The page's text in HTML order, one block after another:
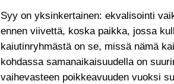
Syy on yksinkertainen: ekvalisointi
ennen viivettä, koska paikka, jossa
kaiutinryhmästä on se, missä nämä
kohdassa samanaikaisuudella on
vaihevasteen poikkeavuuden vuoksi